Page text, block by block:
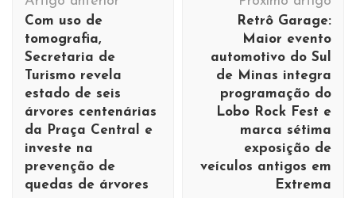
de
post
Com uso de
tomografia,
Secretaria de
Turismo revela
estado de seis
árvores centenárias
da Praça Central e
investe na
prevenção de
quedas de árvores
Retrô Garage:
Maior evento
automotivo do Sul
de Minas integra
programação do
Lobo Rock Fest e
marca sétima
exposição de
veículos antigos em
Extrema